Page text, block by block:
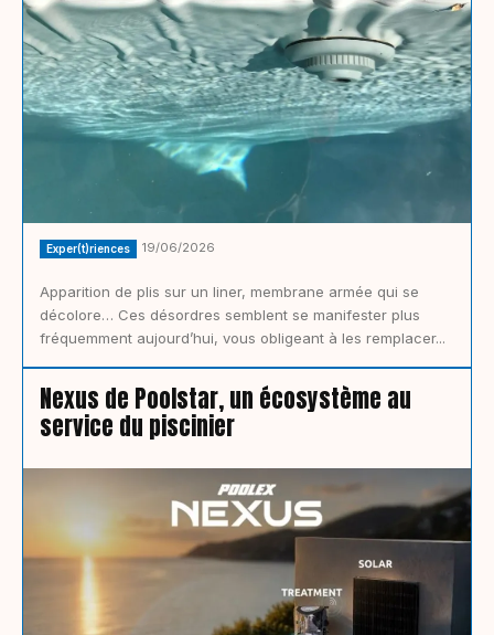
Exper(t)riences 19/06/2026
Apparition de plis sur un liner, membrane armée qui se
décolore… Ces désordres semblent se manifester plus
fréquemment aujourd’hui, vous obligeant à les remplacer...
Nexus de Poolstar, un écosystème au
service du piscinier